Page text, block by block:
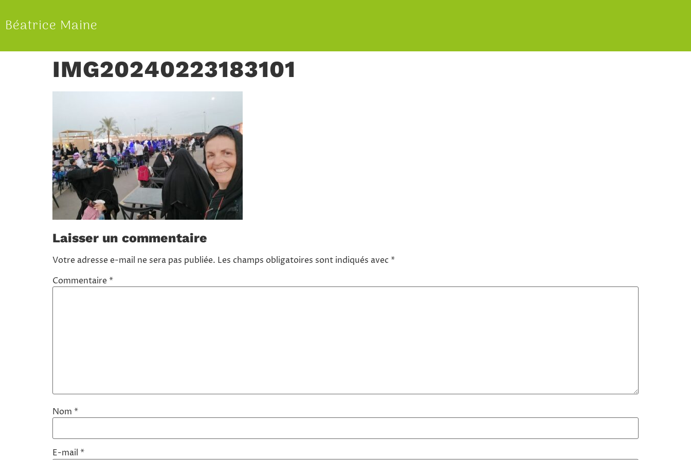
Béatrice Maine
IMG20240223183101
Laisser un commentaire
Votre adresse e-mail ne sera pas publiée. Les champs obligatoires sont indiqués avec*
Commentaire*
Nom *
E-mail *